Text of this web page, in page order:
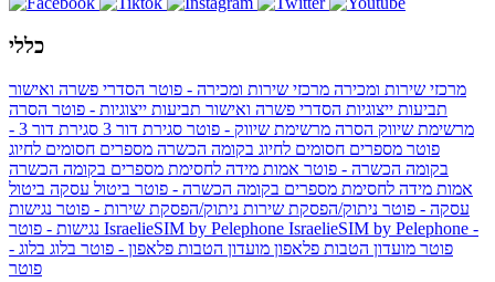
כללי
מרכזי שירות ומכירה מרכזי שירות ומכירה - פוטר הסדרי פשרה ואישור
תביעות ייצוגיות הסדרי פשרה ואישור תביעות ייצוגיות - פוטר הסרה
מרשימת שיווק הסרה מרשימת שיווק - פוטר סגירת דור 3
סגירת דור 3 -
פוטר מספרים חסומים לחיוג בקומה הכשרה מספרים חסומים לחיוג
בקומה הכשרה - פוטר אמות מידה לחסימת מספרים בקומה הכשרה
אמות מידה לחסימת מספרים בקומה הכשרה - פוטר ביטול עסקה ביטול
עסקה - פוטר ניתוק/הפסקת שירות ניתוק/הפסקת שירות - פוטר נגישות
IsraelieSIM by Pelephone IsraelieSIM by Pelephone -
פוטר מועדון הטבות פלאפון מועדון הטבות פלאפון - פוטר בלוג בלוג -
פוטר